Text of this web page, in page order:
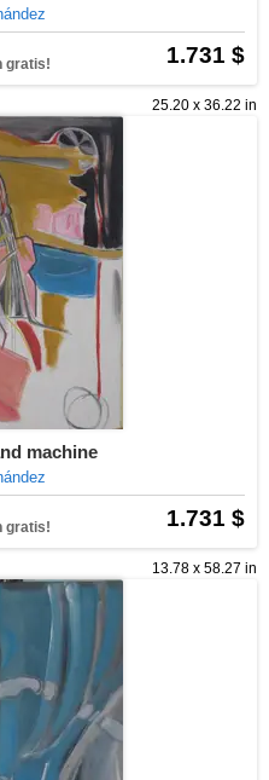
1.731 $
gratis!
25.20 x 36.22 in
machine
1.731 $
gratis!
13.78 x 58.27 in